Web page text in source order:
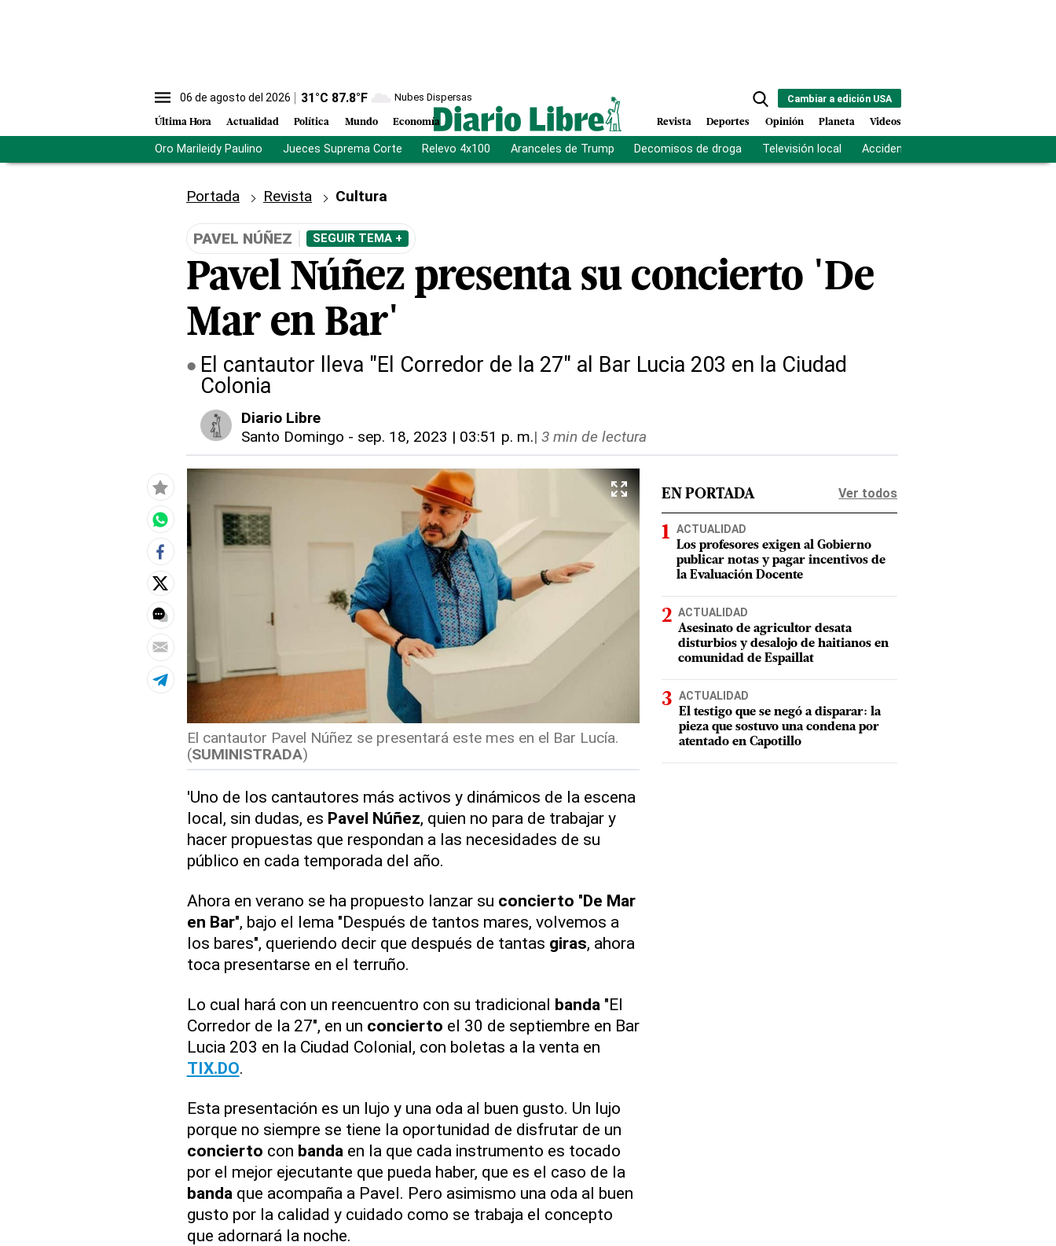
06 de agosto del 2026 31°C 87.8°F Nubes Dispersas
Última Hora Actualidad Política Mundo Economía
Cambiar a edición USA
Revista Deportes Opinión Planeta Videos
Oro Marileidy Paulino Jueces Suprema Corte Relevo 4x100 Aranceles de Trump Decomisos de droga Televisión local Accidente Los Ríos
Portada Revista Cultura
PAVEL NÚÑEZ SEGUIR TEMA +
Pavel Núñez presenta su concierto 'De
Mar en Bar'
El cantautor lleva "El Corredor de la 27" al Bar Lucia 203 en la Ciudad
Colonia
Diario Libre
Santo Domingo - sep. 18, 2023 | 03:51 p. m.| 3 min de lectura
El cantautor Pavel Núñez se presentará este mes en el Bar Lucía.
(SUMINISTRADA)
'Uno de los cantautores más activos y dinámicos de la escena
local, sin dudas, es Pavel Núñez, quien no para de trabajar y
hacer propuestas que respondan a las necesidades de su
público en cada temporada del año.
Ahora en verano se ha propuesto lanzar su concierto "De Mar
en Bar", bajo el lema "Después de tantos mares, volvemos a
los bares", queriendo decir que después de tantas giras, ahora
toca presentarse en el terruño.
Lo cual hará con un reencuentro con su tradicional banda "El
Corredor de la 27", en un concierto el 30 de septiembre en Bar
Lucia 203 en la Ciudad Colonial, con boletas a la venta en
TIX.DO.
Esta presentación es un lujo y una oda al buen gusto. Un lujo
porque no siempre se tiene la oportunidad de disfrutar de un
concierto con banda en la que cada instrumento es tocado
por el mejor ejecutante que pueda haber, que es el caso de la
banda que acompaña a Pavel. Pero asimismo una oda al buen
gusto por la calidad y cuidado como se trabaja el concepto
que adornará la noche.
EN PORTADA Ver todos
ACTUALIDAD
Los profesores exigen al Gobierno
publicar notas y pagar incentivos de
la Evaluación Docente
ACTUALIDAD
Asesinato de agricultor desata
disturbios y desalojo de haitianos en
comunidad de Espaillat
ACTUALIDAD
El testigo que se negó a disparar: la
pieza que sostuvo una condena por
atentado en Capotillo